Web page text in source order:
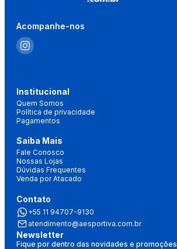
Acompanhe-nos
Institucional
Quem Somos
Política de privacidade
Pagamentos
Saiba Mais
Fale Conosco
Nossas Lojas
Dúvidas Frequentes
Venda por Atacado
Contato
+55 11 94707-9130
atendimento@aesportiva.com.br
Newsletter
Fique por dentro das novidades e promoções